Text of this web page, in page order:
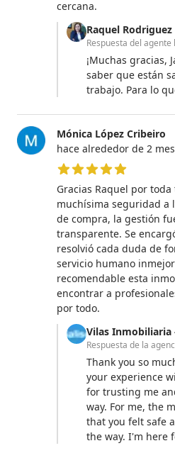
cercana.
Raquel Rodriguez
Respuesta del agente
¡Muchas gracias,
saber que están
trabajo. Para lo
Mónica López Cribeiro
hace alrededor de 2
5 de 5 estrellas
Gracias Raquel por
muchísima seguridad a
de compra, la gestión
transparente. Se
resolvió cada duda de
servicio humano
recomendable esta
encontrar a
por todo.
Vilas Inmobiliaria
Respuesta de la
Thank you so
your experience
for trusting me
way. For me, the
that you felt safe
the way. I'm here